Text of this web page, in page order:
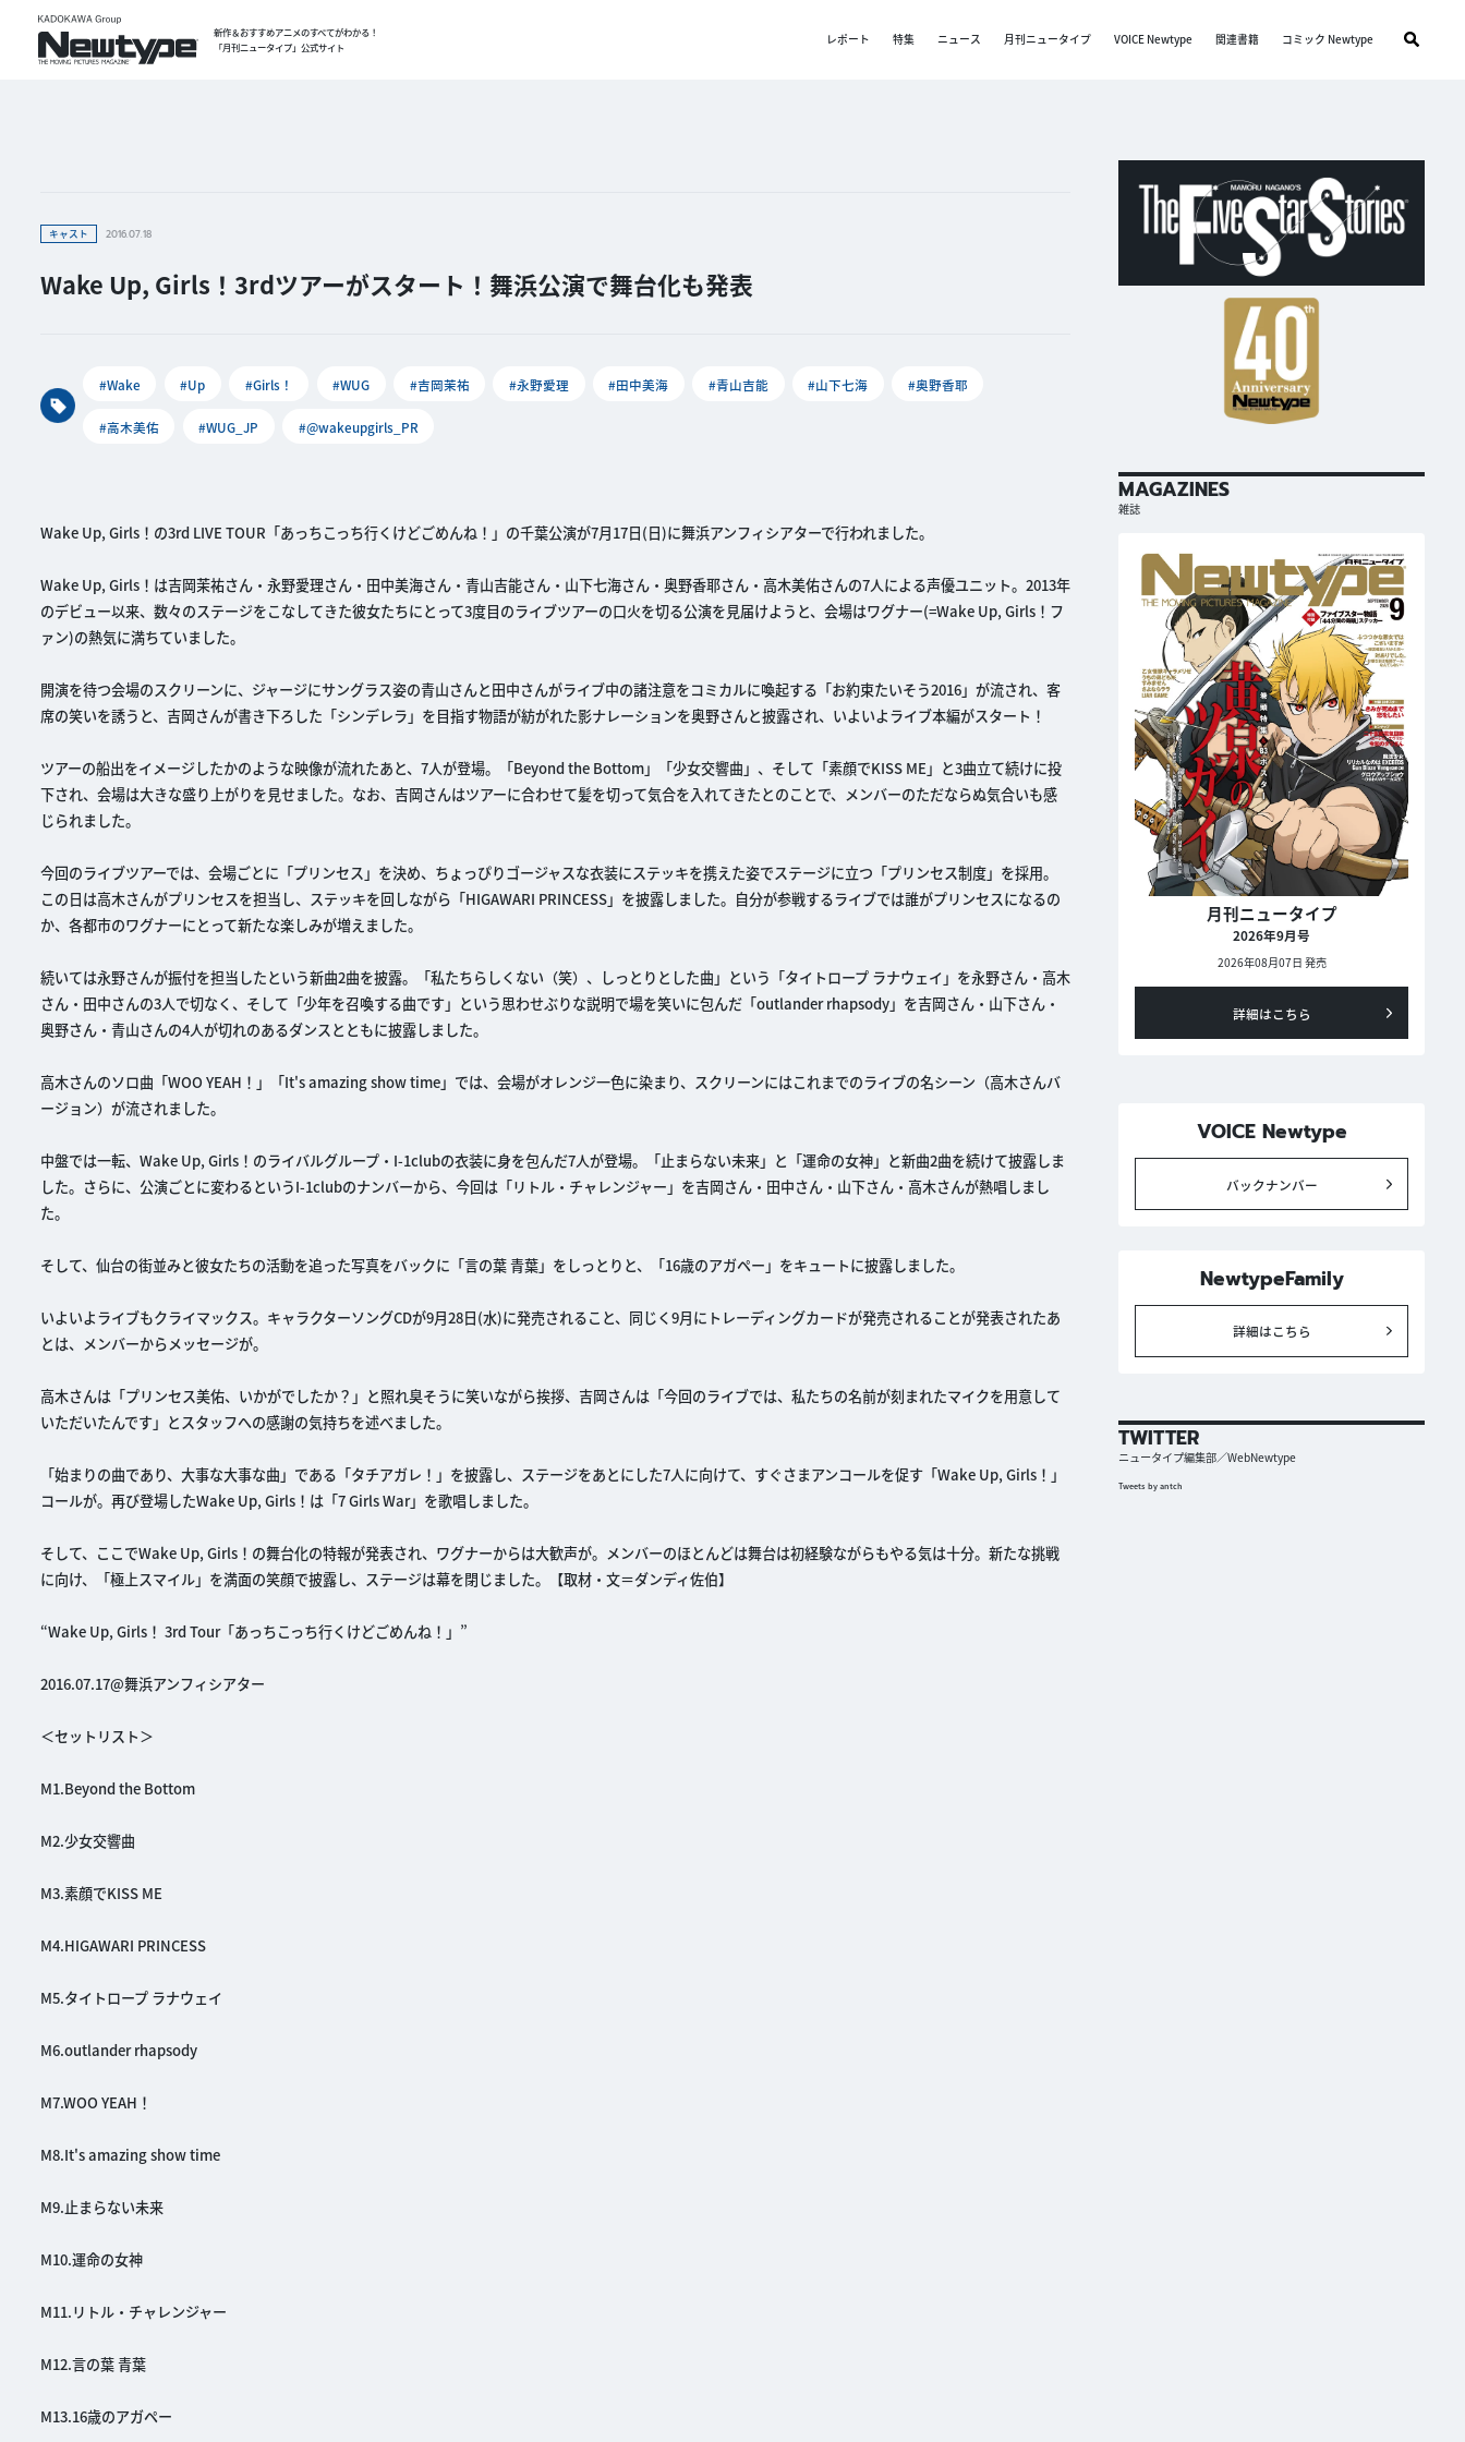
新作＆おすすめアニメのすべてがわかる！
「月刊ニュータイプ」公式サイト
レポート 特集 ニュース 月刊ニュータイプ VOICE Newtype 関連書籍 コミック Newtype
キャスト 2016.07.18
Wake Up, Girls！3rdツアーがスタート！舞浜公演で舞台化も発表
#Wake #Up #Girls！ #WUG #吉岡茉祐 #永野愛理 #田中美海 #青山吉能 #山下七海 #奥野香耶
#高木美佑 #WUG_JP #@wakeupgirls_PR
Wake Up, Girls！の3rd LIVE TOUR「あっちこっち行くけどごめんね！」の千葉公演が7月17日(日)に舞浜アンフィシアターで行われました。
Wake Up, Girls！は吉岡茉祐さん・永野愛理さん・田中美海さん・青山吉能さん・山下七海さん・奥野香耶さん・高木美佑さんの7人による声優ユニット。2013年
のデビュー以来、数々のステージをこなしてきた彼女たちにとって3度目のライブツアーの口火を切る公演を見届けようと、会場はワグナー(=Wake Up, Girls！フ
ァン)の熱気に満ちていました。
開演を待つ会場のスクリーンに、ジャージにサングラス姿の青山さんと田中さんがライブ中の諸注意をコミカルに喚起する「お約束たいそう2016」が流され、客
席の笑いを誘うと、吉岡さんが書き下ろした「シンデレラ」を目指す物語が紡がれた影ナレーションを奥野さんと披露され、いよいよライブ本編がスタート！
ツアーの船出をイメージしたかのような映像が流れたあと、7人が登場。「Beyond the Bottom」「少女交響曲」、そして「素顔でKISS ME」と3曲立て続けに投
下され、会場は大きな盛り上がりを見せました。なお、吉岡さんはツアーに合わせて髪を切って気合を入れてきたとのことで、メンバーのただならぬ気合いも感
じられました。
今回のライブツアーでは、会場ごとに「プリンセス」を決め、ちょっぴりゴージャスな衣装にステッキを携えた姿でステージに立つ「プリンセス制度」を採用。
この日は高木さんがプリンセスを担当し、ステッキを回しながら「HIGAWARI PRINCESS」を披露しました。自分が参戦するライブでは誰がプリンセスになるの
か、各都市のワグナーにとって新たな楽しみが増えました。
続いては永野さんが振付を担当したという新曲2曲を披露。「私たちらしくない（笑）、しっとりとした曲」という「タイトロープ ラナウェイ」を永野さん・高木
さん・田中さんの3人で切なく、そして「少年を召喚する曲です」という思わせぶりな説明で場を笑いに包んだ「outlander rhapsody」を吉岡さん・山下さん・
奥野さん・青山さんの4人が切れのあるダンスとともに披露しました。
高木さんのソロ曲「WOO YEAH！」「It's amazing show time」では、会場がオレンジ一色に染まり、スクリーンにはこれまでのライブの名シーン（高木さんバ
ージョン）が流されました。
中盤では一転、Wake Up, Girls！のライバルグループ・I-1clubの衣装に身を包んだ7人が登場。「止まらない未来」と「運命の女神」と新曲2曲を続けて披露しま
した。さらに、公演ごとに変わるというI-1clubのナンバーから、今回は「リトル・チャレンジャー」を吉岡さん・田中さん・山下さん・高木さんが熱唱しまし
た。
そして、仙台の街並みと彼女たちの活動を追った写真をバックに「言の葉 青葉」をしっとりと、「16歳のアガペー」をキュートに披露しました。
いよいよライブもクライマックス。キャラクターソングCDが9月28日(水)に発売されること、同じく9月にトレーディングカードが発売されることが発表されたあ
とは、メンバーからメッセージが。
高木さんは「プリンセス美佑、いかがでしたか？」と照れ臭そうに笑いながら挨拶、吉岡さんは「今回のライブでは、私たちの名前が刻まれたマイクを用意して
いただいたんです」とスタッフへの感謝の気持ちを述べました。
「始まりの曲であり、大事な大事な曲」である「タチアガレ！」を披露し、ステージをあとにした7人に向けて、すぐさまアンコールを促す「Wake Up, Girls！」
コールが。再び登場したWake Up, Girls！は「7 Girls War」を歌唱しました。
そして、ここでWake Up, Girls！の舞台化の特報が発表され、ワグナーからは大歓声が。メンバーのほとんどは舞台は初経験ながらもやる気は十分。新たな挑戦
に向け、「極上スマイル」を満面の笑顔で披露し、ステージは幕を閉じました。【取材・文＝ダンディ佐伯】
“Wake Up, Girls！ 3rd Tour「あっちこっち行くけどごめんね！」”
2016.07.17@舞浜アンフィシアター
＜セットリスト＞
M1.Beyond the Bottom
M2.少女交響曲
M3.素顔でKISS ME
M4.HIGAWARI PRINCESS
M5.タイトロープ ラナウェイ
M6.outlander rhapsody
M7.WOO YEAH！
M8.It's amazing show time
M9.止まらない未来
M10.運命の女神
M11.リトル・チャレンジャー
M12.言の葉 青葉
M13.16歳のアガペー
MAGAZINES
雑誌
月刊ニュータイプ
2026年9月号
2026年08月07日 発売
詳細はこちら
VOICE Newtype
バックナンバー
NewtypeFamily
詳細はこちら
TWITTER
ニュータイプ編集部／WebNewtype
Tweets by antch